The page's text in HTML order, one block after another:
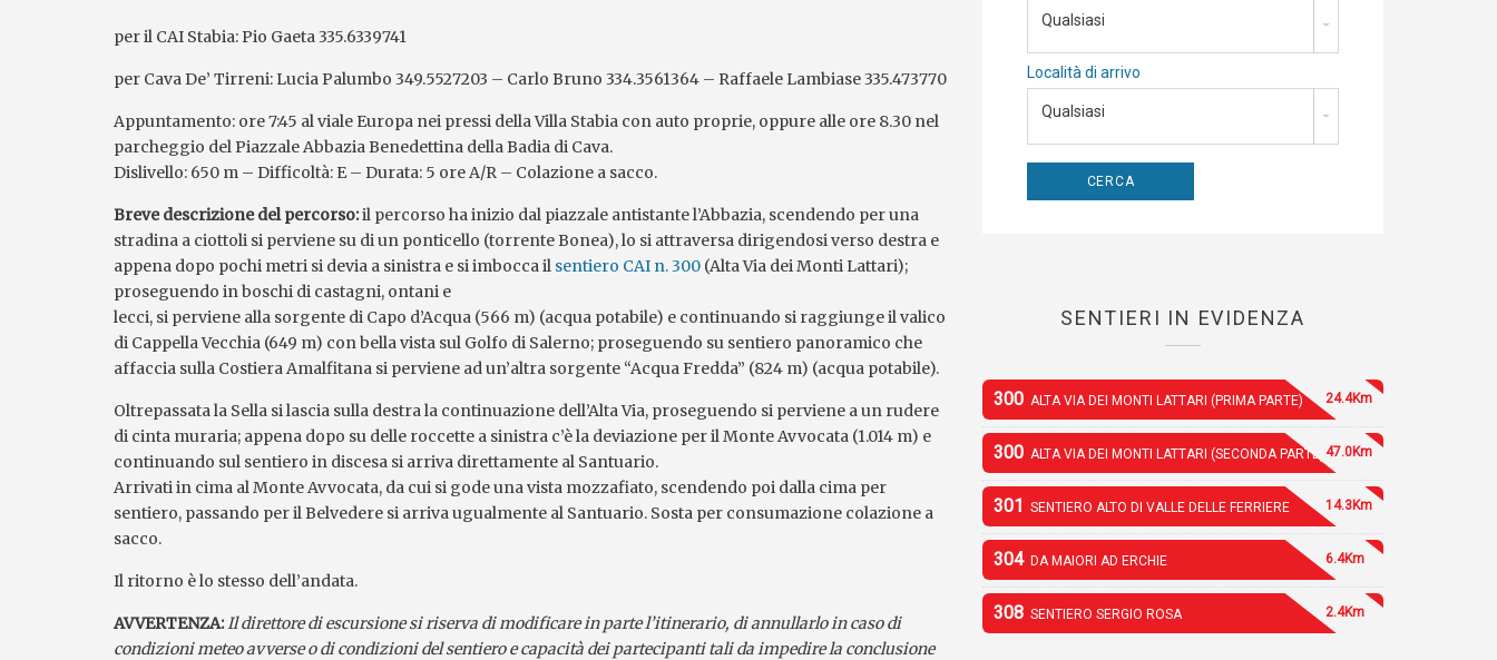
per il CAI Stabia: Pio Gaeta 335.6339741
per Cava De’ Tirreni: Lucia Palumbo 349.5527203 – Carlo Bruno 334.3561364 – Raffaele Lambiase 335.473770
Appuntamento: ore 7:45 al viale Europa nei pressi della Villa Stabia con auto proprie, oppure alle ore 8.30 nel
parcheggio del Piazzale Abbazia Benedettina della Badia di Cava.
Dislivello: 650 m – Difficoltà: E – Durata: 5 ore A/R – Colazione a sacco.
Breve descrizione del percorso:il percorso ha inizio dal piazzale antistante l’Abbazia, scendendo per una
stradina a ciottoli si perviene su di un ponticello (torrente Bonea), lo si attraversa dirigendosi verso destra e
appena dopo pochi metri si devia a sinistra e si imbocca il sentiero CAI n. 300 (Alta Via dei Monti Lattari);
proseguendo in boschi di castagni, ontani e
lecci, si perviene alla sorgente di Capo d’Acqua (566 m) (acqua potabile) e continuando si raggiunge il valico
di Cappella Vecchia (649 m) con bella vista sul Golfo di Salerno; proseguendo su sentiero panoramico che
affaccia sulla Costiera Amalfitana si perviene ad un’altra sorgente “Acqua Fredda” (824 m) (acqua potabile).
Oltrepassata la Sella si lascia sulla destra la continuazione dell’Alta Via, proseguendo si perviene a un rudere
di cinta muraria; appena dopo su delle roccette a sinistra c’è la deviazione per il Monte Avvocata (1.014 m) e
continuando sul sentiero in discesa si arriva direttamente al Santuario.
Arrivati in cima al Monte Avvocata, da cui si gode una vista mozzafiato, scendendo poi dalla cima per
sentiero, passando per il Belvedere si arriva ugualmente al Santuario. Sosta per consumazione colazione a
sacco.
Il ritorno è lo stesso dell’andata.
AVVERTENZA:Il direttore di escursione si riserva di modificare in parte l’itinerario, di annullarlo in caso di
condizioni meteo avverse o di condizioni del sentiero e capacità dei partecipanti tali da impedire la conclusione
Qualsiasi
Località di arrivo
Qualsiasi
SENTIERI IN EVIDENZA
300 ALTA VIA DEI MONTI LATTARI (PRIMA PARTE) 24.4Km
300 ALTA VIA DEI MONTI LATTARI (SECONDA PARTE) 47.0Km
301 SENTIERO ALTO DI VALLE DELLE FERRIERE 14.3Km
304 DA MAIORI AD ERCHIE 6.4Km
308 SENTIERO SERGIO ROSA 2.4Km